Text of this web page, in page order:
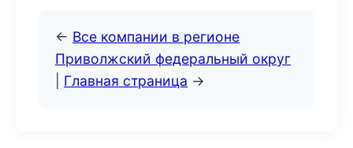
← Все компании в регионе
Приволжский федеральный округ
Главная страница →